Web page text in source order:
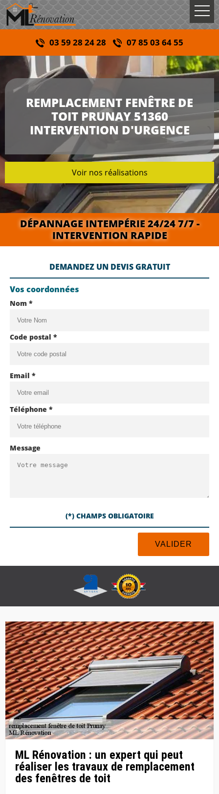
03 59 28 24 28 07 85 03 64 55
REMPLACEMENT FENÊTRE DE
TOIT PRUNAY 51360
INTERVENTION D'URGENCE
Voir nos réalisations
DÉPANNAGE INTEMPÉRIE 24/24 7/7 -
INTERVENTION RAPIDE
DEMANDEZ UN DEVIS GRATUIT
Vos coordonnées
Nom *
Code postal *
Email *
Téléphone *
Message
(*) CHAMPS OBLIGATOIRE
ML Rénovation : un expert qui peut
réaliser les travaux de remplacement
des fenêtres de toit